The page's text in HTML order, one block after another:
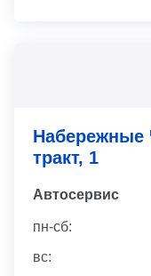
Набережные
тракт, 1
Автосервис
пн-сб:
вс: